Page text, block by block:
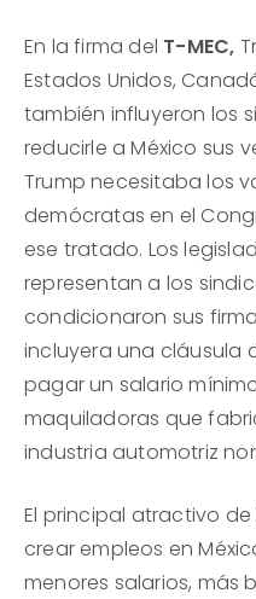
En la firma del T-MEC,
Estados Unidos,
también influyeron los
reducirle a México sus
Trump necesitaba los
demócratas en el
ese tratado. Los
representan a los
condicionaron sus
incluyera una cláusula
pagar un salario
maquiladoras que
industria automotriz
El principal atractivo de
crear empleos en
menores salarios, más